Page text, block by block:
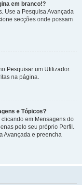
em branco!?
Use a Pesquisa Avançada
secções onde possam
Pesquisar um Utilizador.
na página.
e Tópicos?
em Mensagens do
pelo seu próprio Perfil.
Avançada e preencha